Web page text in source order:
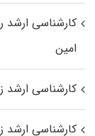
کارشناسی
اﻣﻴﻦ
کارشناسی ارشد
کارشناسی ارشد